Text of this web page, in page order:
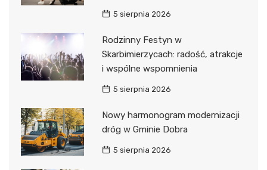
5 sierpnia 2026
Rodzinny Festyn w
Skarbimierzycach: radość, atrakcje
i wspólne wspomnienia
5 sierpnia 2026
Nowy harmonogram modernizacji
dróg w Gminie Dobra
5 sierpnia 2026